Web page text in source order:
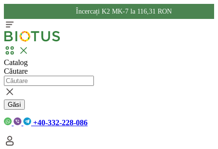
Încercați K2 MK-7 la 116,31 RON
Catalog
Căutare
Găsi
+40-332-228-086